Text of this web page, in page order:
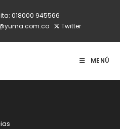
018000 945566
Twitter
MENÚ